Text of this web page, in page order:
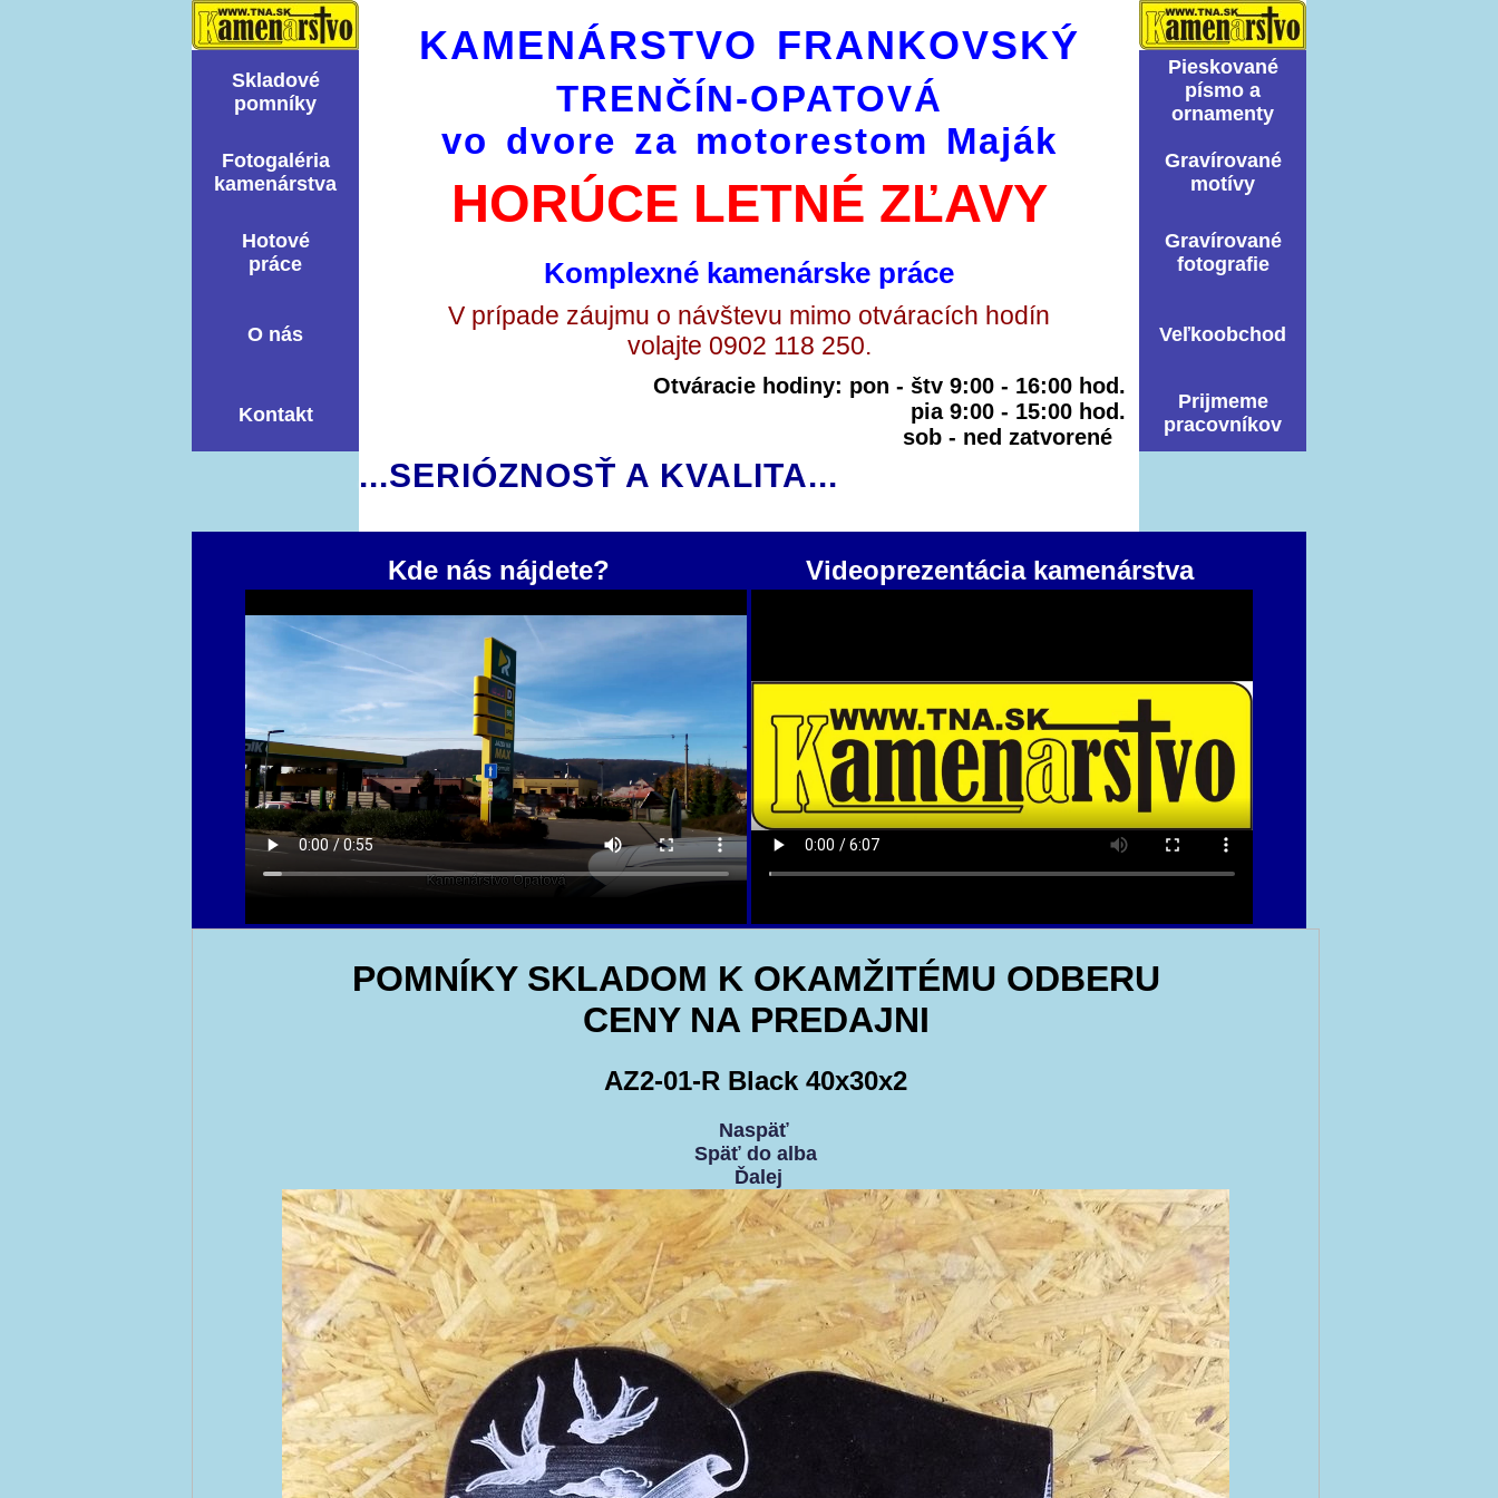
Skladové
pomní­ky
Fotogaléria
kamenárstva
Hotové
práce
O nás
Kontakt
KAMENÁRSTVO FRANKOVSKÝ
TRENČÍN-OPATOVÁ
vo dvore za motorestom Maják
HORÚCE LETNÉ ZĽAVY
Komplexné kamenárske práce
V prípade záujmu o návštevu mimo otváracích hodín
volajte 0902 118 250.
Otváracie hodiny: pon - štv 9:00 - 16:00 hod.
pia 9:00 - 15:00 hod.
sob - ned zatvorené
...SERIÓZNOSŤ A KVALITA...
Pieskované
písmo a
ornamenty
Graví­rované
motí­vy
Graví­rované
fotografie
Veľkoobchod
Prijmeme
pracovníkov
Kde nás nájdete? Videoprezentácia kamenárstva
POMNÍKY SKLADOM K OKAMŽITÉMU ODBERU
CENY NA PREDAJNI
AZ2-01-R Black 40x30x2
Naspäť
Späť do alba
Ďalej